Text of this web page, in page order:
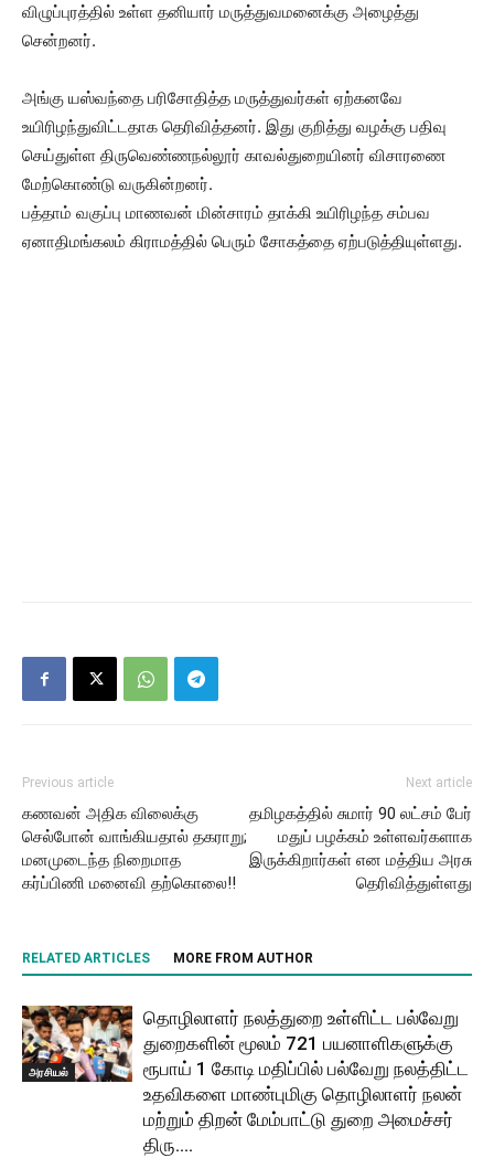
விழுப்புரத்தில் உள்ள தனியார் மருத்துவமனைக்கு அழைத்து
சென்றனர்.
அங்கு யஸ்வந்தை பரிசோதித்த மருத்துவர்கள் ஏற்கனவே
உயிரிழந்துவிட்டதாக தெரிவித்தனர். இது குறித்து வழக்கு பதிவு
செய்துள்ள திருவெண்ணநல்லூர் காவல்துறையினர் விசாரணை
மேற்கொண்டு வருகின்றனர்.
பத்தாம் வகுப்பு மாணவன் மின்சாரம் தாக்கி உயிரிழந்த சம்பவ
ஏனாதிமங்கலம் கிராமத்தில் பெரும் சோகத்தை ஏற்படுத்தியுள்ளது.
Previous article
கணவன் அதிக விலைக்கு
செல்போன் வாங்கியதால் தகராறு;
மனமுடைந்த நிறைமாத
கர்ப்பிணி மனைவி தற்கொலை!!
Next article
தமிழகத்தில் சுமார் 90 லட்சம் பேர்
மதுப் பழக்கம் உள்ளவர்களாக
இருக்கிறார்கள் என மத்திய அரசு
தெரிவித்துள்ளது
RELATED ARTICLES MORE FROM AUTHOR
அரசியல்
தொழிலாளர் நலத்துறை உள்ளிட்ட பல்வேறு
துறைகளின் மூலம் 721 பயனாளிகளுக்கு
ரூபாய் 1 கோடி மதிப்பில் பல்வேறு நலத்திட்ட
உதவிகளை மாண்புமிகு தொழிலாளர் நலன்
மற்றும் திறன் மேம்பாட்டு துறை அமைச்சர்
திரு....